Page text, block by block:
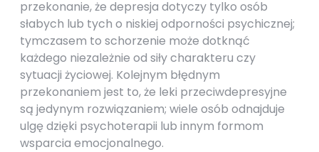
przekonanie, że depresja dotyczy tylko osób
słabych lub tych o niskiej odporności psychicznej;
tymczasem to schorzenie może dotknąć
każdego niezależnie od siły charakteru czy
sytuacji życiowej. Kolejnym błędnym
przekonaniem jest to, że leki przeciwdepresyjne
są jedynym rozwiązaniem; wiele osób odnajduje
ulgę dzięki psychoterapii lub innym formom
wsparcia emocjonalnego.